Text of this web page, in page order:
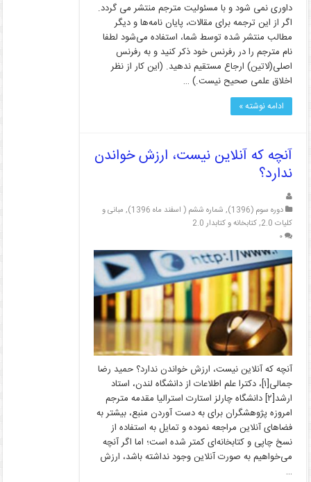
داوری نمی شود و با مسئولیت مترجم منتشر می گردد.
اگر از این ترجمه برای مقالات، پایان نامه‌ها و دیگر
مطالب منتشر شده توسط شما، استفاده می‌شود لطفا
نام مترجم را در رفرنس خود ذکر کنید و به رفرنس
اصلی(لاتین) ارجاع مستقیم ندهید. (این کار از نظر
اخلاق علمی صحیح نیست.) …
ادامه نوشته »
آنچه که آنلاین نیست، ارزش خواندن
ندارد؟
دوره سوم (1396) , شماره ششم ( اسفند ماه 1396) , مبانی و
کلیات 2.0
,کتابخانه و کتابدار 2.0
۰
آنچه که آنلاین نیست، ارزش خواندن ندارد؟ حمید رضا
جمالی[۱]، دکترا علم اطلاعات از دانشگاه لندن، استاد
ارشد[۲] دانشگاه چارلز استارت استرالیا مقدمه مترجم
امروزه پژوهشگران برای به دست آوردن منبع، بیشتر به
فضاهای آنلاین مراجعه نموده و تمایل به استفاده از
نسخ چاپی و کتابخانه‌ای کمتر شده است؛ اما اگر آنچه
می‌خواهیم به صورت آنلاین وجود نداشته باشد، ارزش
…